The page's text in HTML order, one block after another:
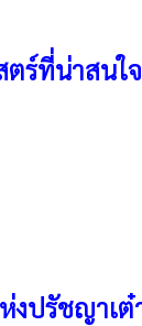
ที่น่าสนใ
งปรัชญา